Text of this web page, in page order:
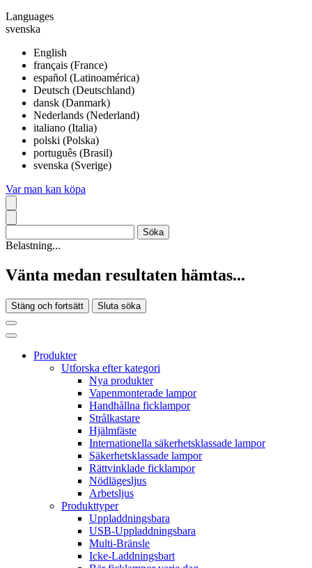
Languages
svenska
English
français (France)
español (Latinoamérica)
Deutsch (Deutschland)
dansk (Danmark)
Nederlands (Nederland)
italiano (Italia)
polski (Polska)
português (Brasil)
svenska (Sverige)
Var man kan köpa
Belastning...
Vänta medan resultaten hämtas...
Stäng och fortsätt Sluta söka
Produkter
Utforska efter kategori
Nya produkter
Vapenmonterade lampor
Handhållna ficklampor
Strålkastare
Hjälmfäste
Internationella säkerhetsklassade lampor
Säkerhetsklassade lampor
Rättvinklade ficklampor
Nödlägesljus
Arbetsljus
Produkttyper
Uppladdningsbara
USB-Uppladdningsbara
Multi-Bränsle
Icke-Laddningsbart